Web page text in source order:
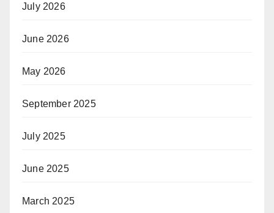
July 2026
June 2026
May 2026
September 2025
July 2025
June 2025
March 2025